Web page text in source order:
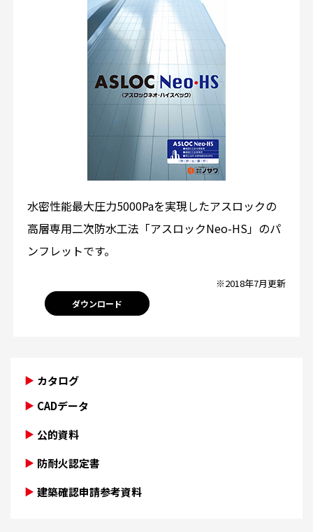
水密性能最大圧力5000Paを実現したアスロックの
高層専用二次防水工法「アスロックNeo-HS」のパ
ンフレットです。
※2018年7月更新
ダウンロード
カタログ
CADデータ
公的資料
防耐火認定書
建築確認申請参考資料